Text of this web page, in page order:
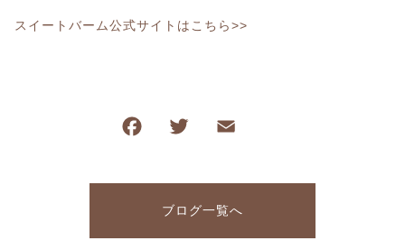
スイートバーム公式サイトはこちら>>
F
c
e
b
T
tt
er
ai
ブログ一覧へ